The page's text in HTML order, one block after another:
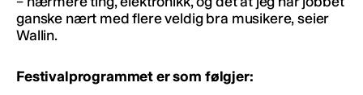
ganske nært med flere veldig bra musikere, seier
Wallin.
Festivalprogrammet er som følgjer: